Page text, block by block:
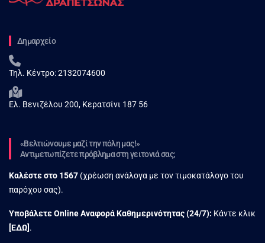
Δημαρχείο
Τηλ. Κέντρο:2132074600
Ελ. Βενιζέλου 200, Κερατσίνι 187 56
«Βελτιώνουμε μαζί την πόλη μας!»
Αντιμετωπίζετε πρόβλημα στη γειτονιά σας;
Καλέστε στο 1567 (χρέωση ανάλογα με τον τιμοκατάλογο του
παρόχου σας).
Υποβάλετε Online Αναφορά Kαθημερινότητας (24/7): Κάντε κλικ
[ΕΔΩ] .